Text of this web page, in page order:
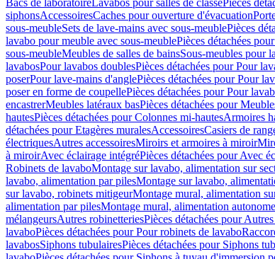
Bacs de laboratoireLavabos pour salles de classePièces
siphonsAccessoiresCaches pour ouverture d'évacuation
sous-meubleSets de lave-mains avec sous-meublePièces
lavabo pour meuble avec sous-meublePièces détachées
sous-meubleMeubles de salles de bainsSous-meubles pour
lavabosPour lavabos doublesPièces détachées pour Pour
poserPour lave-mains d'anglePièces détachées pour Pour
poser en forme de coupellePièces détachées pour Pour
encastrerMeubles latéraux basPièces détachées pour
hautesPièces détachées pour Colonnes mi-hautesArmoires
détachées pour Etagères muralesAccessoiresCasiers de
électriquesAutres accessoiresMiroirs et armoires à miroir
à miroirAvec éclairage intégréPièces détachées pour Avec
Robinets de lavaboMontage sur lavabo, alimentation sur
lavabo, alimentation par pilesMontage sur lavabo,
sur lavabo, robinets mitigeurMontage mural, alimentation
alimentation par pilesMontage mural, alimentation autonome
mélangeursAutres robinetteriesPièces détachées pour
lavaboPièces détachées pour Pour robinets de lavabo
lavabosSiphons tubulairesPièces détachées pour Siphons